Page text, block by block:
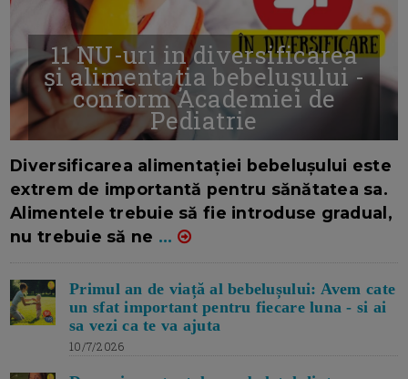
11 NU-uri in diversificarea
și alimentația bebelușului -
conform Academiei de
Pediatrie
Diversificarea alimentației bebelușului este
extrem de importantă pentru sănătatea sa.
Alimentele trebuie să fie introduse gradual,
nu trebuie să ne ...
Primul an de viață al bebelușului: Avem cate
un sfat important pentru fiecare luna - si ai
sa vezi ca te va ajuta
10/7/2026